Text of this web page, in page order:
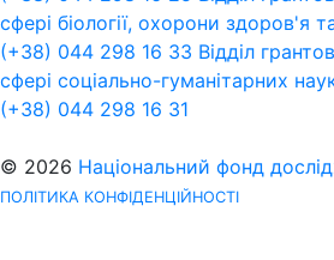
сфері біології, охорони здоров'я
(+38) 044 298 16 33 Відділ
сфері соціально-гуманітарних
(+38) 044 298 16 31
© 2026 Національний фонд
ПОЛІТИКА КОНФІДЕНЦІЙНОСТІ